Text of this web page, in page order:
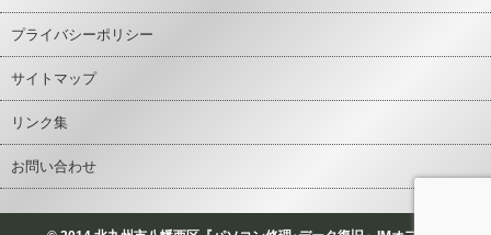
プライバシーポリシー
サイトマップ
リンク集
お問い合わせ